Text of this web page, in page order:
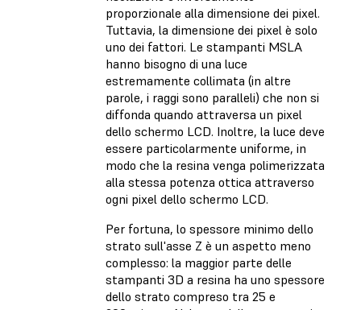
proporzionale alla dimensione dei pixel.
Tuttavia, la dimensione dei pixel è solo
uno dei fattori. Le stampanti MSLA
hanno bisogno di una luce
estremamente collimata (in altre
parole, i raggi sono paralleli) che non si
diffonda quando attraversa un pixel
dello schermo LCD. Inoltre, la luce deve
essere particolarmente uniforme, in
modo che la resina venga polimerizzata
alla stessa potenza ottica attraverso
ogni pixel dello schermo LCD.
Per fortuna, lo spessore minimo dello
strato sull'asse Z è un aspetto meno
complesso: la maggior parte delle
stampanti 3D a resina ha uno spessore
dello strato compreso tra 25 e